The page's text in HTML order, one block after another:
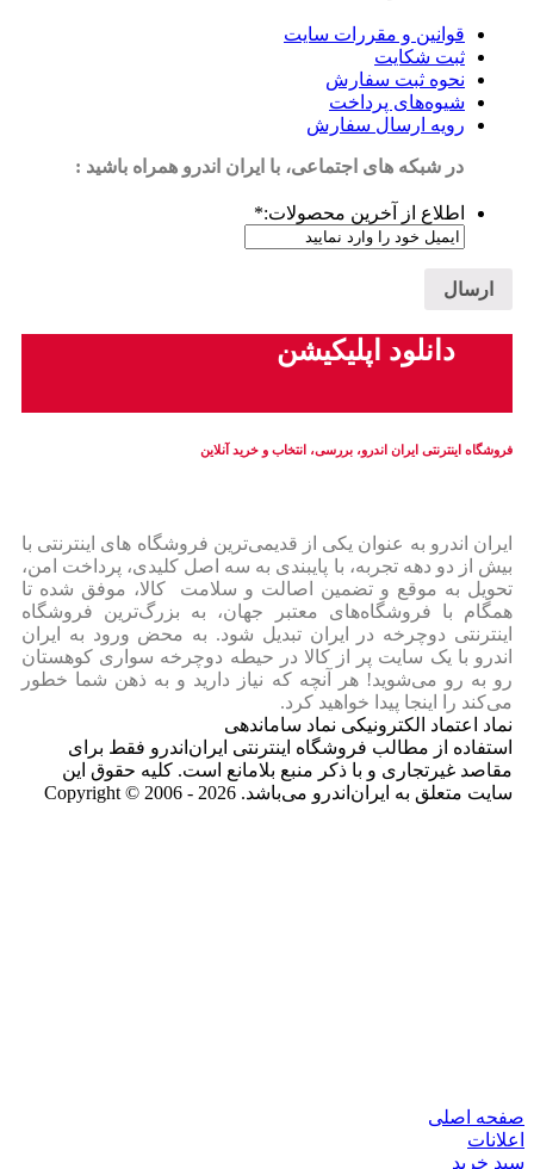
قوانین و مقررات سایت
ثبت شکایت
نحوه ثبت سفارش
شیوه‌های پرداخت
رویه ارسال سفارش
در شبکه های اجتماعی، با ایران اندرو همراه باشید :
اطلاع از آخرین محصولات:*
دانلود اپلیکیشن
فروشگاه اینترنتی ایران‌ اندرو، بررسی، انتخاب و خرید آنلاین
ایران‌ اندرو به عنوان یکی از قدیمی‌ترین فروشگاه های اینترنتی با
بیش از دو دهه تجربه، با پایبندی به سه اصل کلیدی، پرداخت امن،
تحویل به موقع و تضمین اصالت و سلامت کالا، موفق شده تا
همگام با فروشگاه‌های معتبر جهان، به بزرگ‌ترین فروشگاه
اینترنتی دوچرخه در ایران تبدیل شود. به محض ورود به ایران‌
اندرو با یک سایت پر از کالا در حیطه دوچرخه سواری کوهستان
رو به رو می‌شوید! هر آنچه که نیاز دارید و به ذهن شما خطور
می‌کند را اینجا پیدا خواهید کرد.
نماد اعتماد الکترونیکی نماد ساماندهی
استفاده از مطالب فروشگاه اینترنتی ایران‌اندرو فقط برای
مقاصد غیرتجاری و با ذکر منبع بلامانع است. کلیه حقوق این
سایت متعلق به ایران‌اندرو می‌باشد. Copyright © 2006 - 2026
صفحه اصلی
اعلانات
سبد خرید